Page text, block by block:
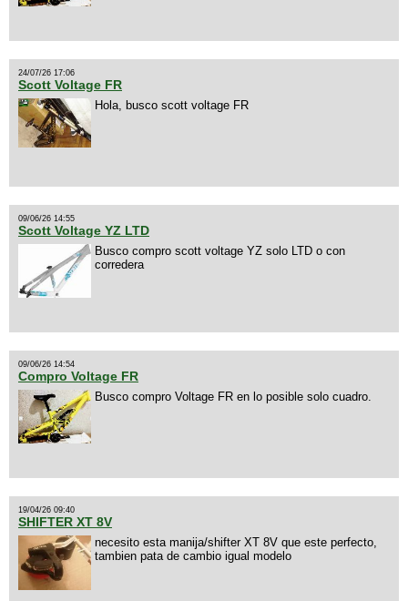
24/07/26 17:06
Scott Voltage FR
Hola, busco scott voltage FR
09/06/26 14:55
Scott Voltage YZ LTD
Busco compro scott voltage YZ solo LTD o con
corredera
09/06/26 14:54
Compro Voltage FR
Busco compro Voltage FR en lo posible solo cuadro.
19/04/26 09:40
SHIFTER XT 8V
necesito esta manija/shifter XT 8V que este perfecto,
tambien pata de cambio igual modelo